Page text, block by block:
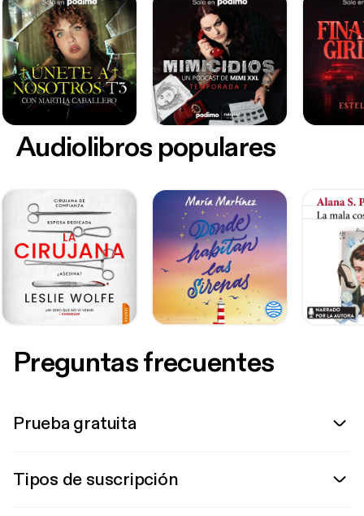
Audiolibros populares
Preguntas frecuentes
Prueba gratuita
Tipos de suscripción